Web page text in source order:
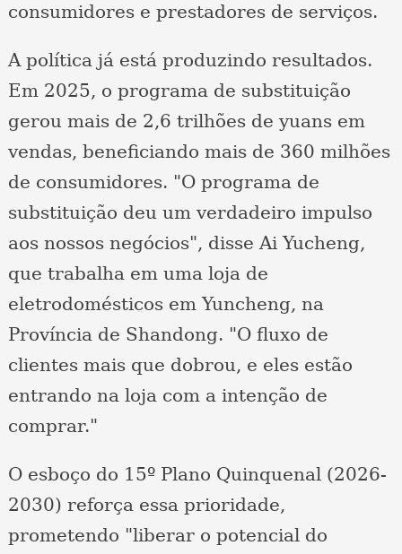
consumidores e prestadores de serviços.
A política já está produzindo resultados.
Em 2025, o programa de substituição
gerou mais de 2,6 trilhões de yuans em
vendas, beneficiando mais de 360 milhões
de consumidores. "O programa de
substituição deu um verdadeiro impulso
aos nossos negócios", disse Ai Yucheng,
que trabalha em uma loja de
eletrodomésticos em Yuncheng, na
Província de Shandong. "O fluxo de
clientes mais que dobrou, e eles estão
entrando na loja com a intenção de
comprar."
O esboço do 15º Plano Quinquenal (2026-
2030) reforça essa prioridade,
prometendo "liberar o potencial do